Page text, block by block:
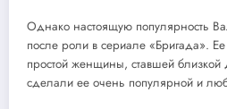
Однако настоящую популярность
после роли в сериале «Бригада».
простой женщины, ставшей близкой
сделали ее очень популярной и